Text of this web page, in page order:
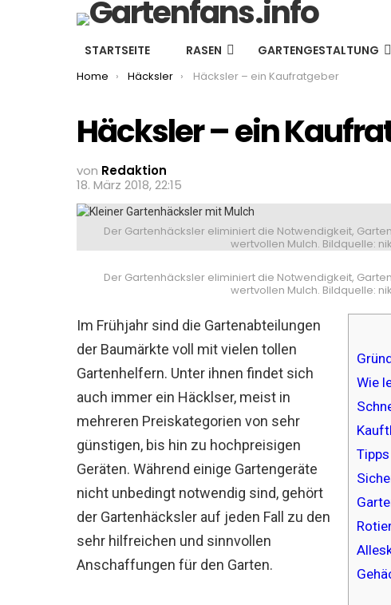
STARTSEITE RASEN GARTENGESTALTUNG
You are here:
Home Häcksler Häcksler – ein Kaufratgeber
Häcksler – ein
von Redaktion
18. März 2018, 22:15
Der Gartenhäcksler eliminiert die Notwendigkeit,
wertvollen Mulch. Bildquelle:
Der Gartenhäcksler eliminiert die Notwendigkeit,
wertvollen Mulch. Bildquelle:
Wie
Im Frühjahr sind die Gartenabteilungen
der Baumärkte voll mit vielen tollen
Gartenhelfern. Unter ihnen findet sich
auch immer ein Häcklser, meist in
mehreren Preiskategorien von sehr
günstigen, bis hin zu hochpreisigen
Geräten. Während einige Gartengeräte
nicht unbedingt notwendig sind, gehört
der Gartenhäcksler auf jeden Fall zu den
sehr hilfreichen und sinnvollen
Anschaffungen für den Garten.